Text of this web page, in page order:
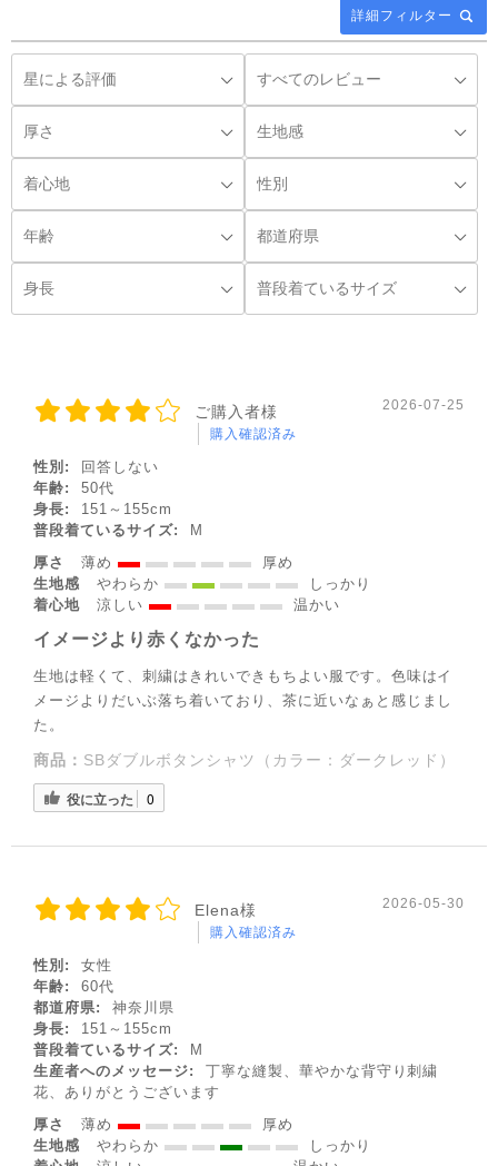
詳細フィルター
ご購入者様
購入確認済み
2026-07-25
性別:
回答しない
年齢:
50代
身長:
151～155cm
普段着ているサイズ:
M
厚さ
薄め
厚め
生地感
やわらか
しっかり
着心地
涼しい 温かい
イメージより赤くなかった
生地は軽くて、刺繍はきれいできもちよい服です。色味はイ
メージよりだいぶ落ち着いており、茶に近いなぁと感じまし
た。
商品： SBダブルボタンシャツ（カラー：ダークレッド）
役に立った 0
Elena様
購入確認済み
2026-05-30
性別:
女性
年齢:
60代
都道府県:
神奈川県
身長:
151～155cm
普段着ているサイズ:
M
生産者へのメッセージ:
丁寧な縫製、華やかな背守り刺繍
花、ありがとうございます
厚さ
薄め
厚め
生地感
やわらか
しっかり